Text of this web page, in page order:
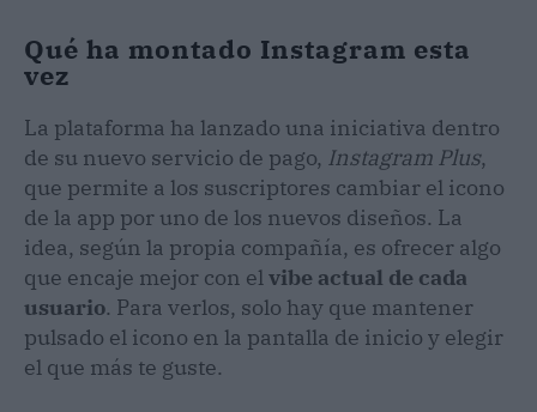
Qué ha montado Instagram esta
vez
La plataforma ha lanzado una iniciativa dentro
de su nuevo servicio de pago, Instagram Plus,
que permite a los suscriptores cambiar el icono
de la app por uno de los nuevos diseños. La
idea, según la propia compañía, es ofrecer algo
que encaje mejor con elvibe actual de cada
usuario. Para verlos, solo hay que mantener
pulsado el icono en la pantalla de inicio y elegir
el que más te guste.